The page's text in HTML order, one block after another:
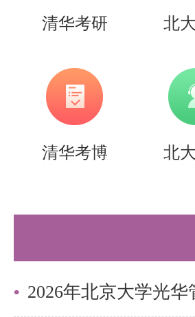
动30分钟）。
经验借鉴：参考上
偏差”误导（如盲目
考研之路需科学规
以上是关于【26考
清华考研 北
清华考博 北